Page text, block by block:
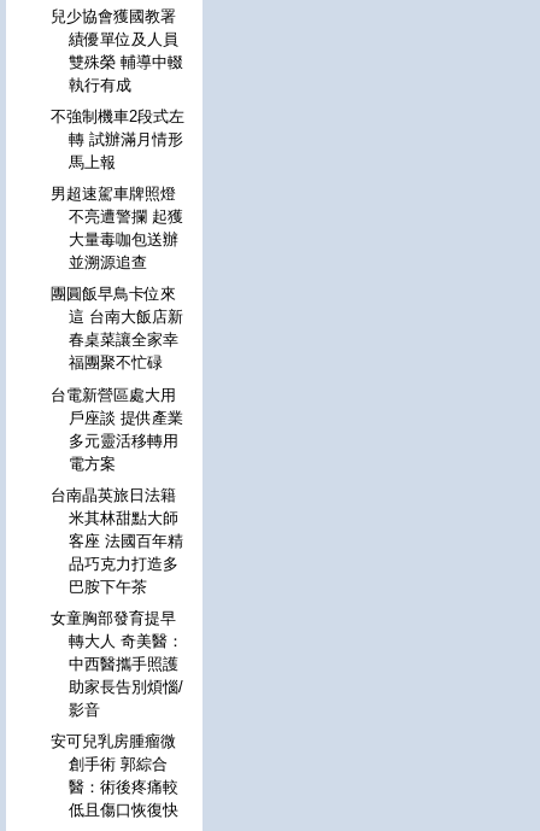
兒少協會獲國教署
績優單位及人員
雙殊榮 輔導中輟
執行有成
不強制機車2段式左
轉 試辦滿月情形
馬上報
男超速駕車牌照燈
不亮遭警攔 起獲
大量毒咖包送辦
並溯源追查
團圓飯早鳥卡位來
這 台南大飯店新
春桌菜讓全家幸
福團聚不忙碌
台電新營區處大用
戶座談 提供產業
多元靈活移轉用
電方案
台南晶英旅日法籍
米其林甜點大師
客座 法國百年精
品巧克力打造多
巴胺下午茶
女童胸部發育提早
轉大人 奇美醫：
中西醫攜手照護
助家長告別煩惱/
影音
安可兒乳房腫瘤微
創手術 郭綜合
醫：術後疼痛較
低且傷口恢復快